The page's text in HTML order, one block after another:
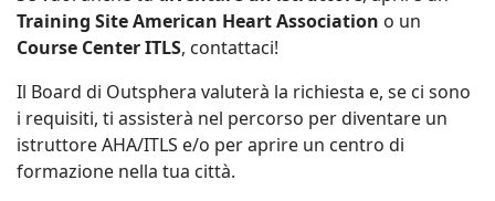
Training Site American Heart Association o un
Course Center ITLS, contattaci!
Il Board di Outsphera valuterà la richiesta e, se ci sono
i requisiti, ti assisterà nel percorso per diventare un
istruttore AHA/ITLS e/o per aprire un centro di
formazione nella tua città.